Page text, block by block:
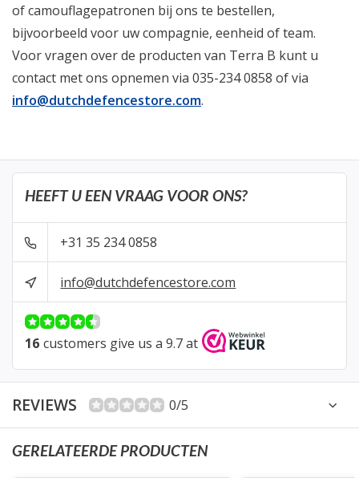
of camouflagepatronen bij ons te bestellen,
bijvoorbeeld voor uw compagnie, eenheid of team.
Voor vragen over de producten van Terra B kunt u
contact met ons opnemen via 035-234 0858 of via
info@dutchdefencestore.com.
HEEFT U EEN VRAAG VOOR ONS?
+31 35 234 0858
info@dutchdefencestore.com
16 customers give us a 9.7 at
REVIEWS 0/5
GERELATEERDE PRODUCTEN